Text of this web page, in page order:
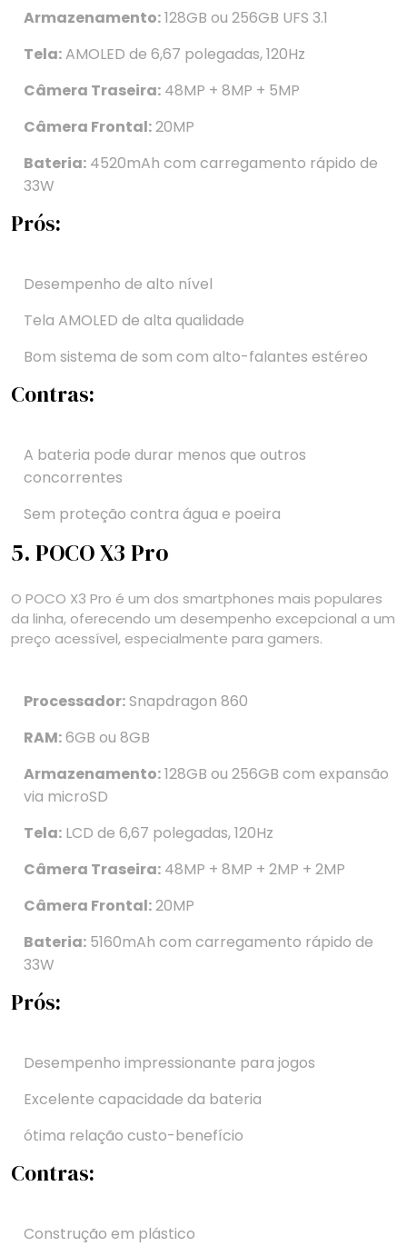
Armazenamento:128GB ou 256GB UFS 3.1
Tela:AMOLED de 6,67 polegadas, 120Hz
Câmera Traseira: 48MP + 8MP + 5MP
Câmera Frontal:20MP
Bateria: 4520mAh com carregamento rápido de
33W
Prós:
Desempenho de alto nível
Tela AMOLED de alta qualidade
Bom sistema de som com alto-falantes estéreo
Contras:
A bateria pode durar menos que outros
concorrentes
Sem proteção contra água e poeira
5. POCO X3 Pro
O POCO X3 Pro é um dos smartphones mais populares
da linha, oferecendo um desempenho excepcional a um
preço acessível, especialmente para gamers.
Processador:Snapdragon 860
RAM:6GB ou 8GB
Armazenamento:128GB ou 256GB com expansão
via microSD
Tela: LCD de 6,67 polegadas, 120Hz
Câmera Traseira: 48MP + 8MP + 2MP + 2MP
Câmera Frontal:20MP
Bateria: 5160mAh com carregamento rápido de
33W
Prós:
Desempenho impressionante para jogos
Excelente capacidade da bateria
ótima relação custo-benefício
Contras:
Construção em plástico